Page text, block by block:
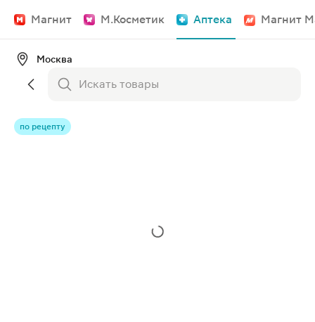
Магнит М.Косметик Аптека Магнит
Москва
по рецепту